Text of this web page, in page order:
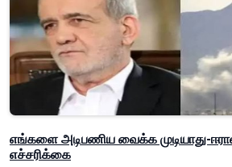
எங்களை அடிபணிய வைக்க முடியாது-
எச்சரிக்கை